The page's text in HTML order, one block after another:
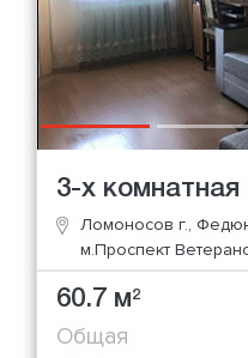
3-х комнатная
Ломоносов г.,
м.Проспект
60.7 м2
Общая